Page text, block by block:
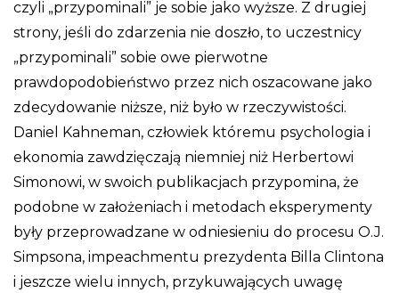
czyli „przypominali” je sobie jako wyższe. Z drugiej
strony, jeśli do zdarzenia nie doszło, to uczestnicy
„przypominali” sobie owe pierwotne
prawdopodobieństwo przez nich oszacowane jako
zdecydowanie niższe, niż było w rzeczywistości.
Daniel Kahneman, człowiek któremu psychologia i
ekonomia zawdzięczają niemniej niż Herbertowi
Simonowi, w swoich publikacjach przypomina, że
podobne w założeniach i metodach eksperymenty
były przeprowadzane w odniesieniu do procesu O.J.
Simpsona, impeachmentu prezydenta Billa Clintona
i jeszcze wielu innych, przykuwających uwagę